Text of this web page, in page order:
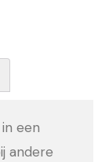
een
andere